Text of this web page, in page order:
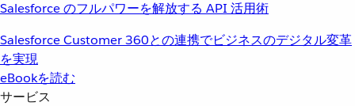
Salesforce のフルパワーを解放する API 活用術
Salesforce Customer 360との連携でビジネスのデジタル変革
を実現
eBookを読む
サービス